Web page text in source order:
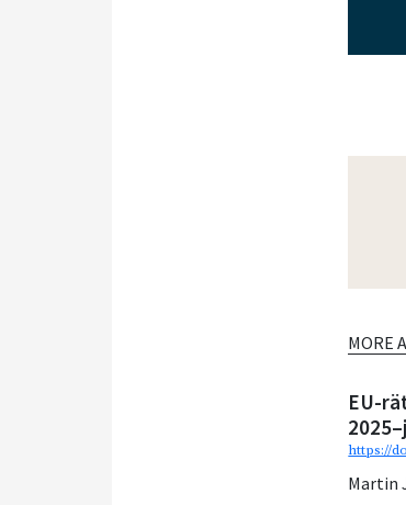
MORE
EU-
https://
Martin